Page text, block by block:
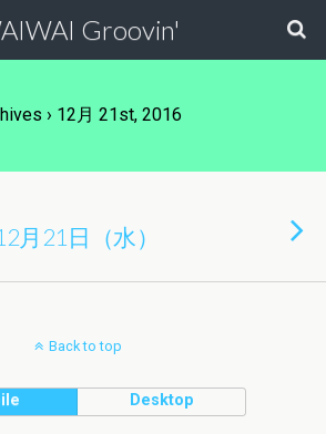
Groovin'
› 12月 21st, 2016
21日（水）
Back to top
Desktop